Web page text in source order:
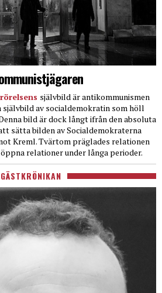
självbild är antikommunismen
självbild av socialdemokratin som höll
bild är dock långt ifrån den absoluta
sätta bilden av Socialdemokraterna
Kreml. Tvärtom präglades relationen
relationer under långa perioder.
GÄSTKRÖNIKAN